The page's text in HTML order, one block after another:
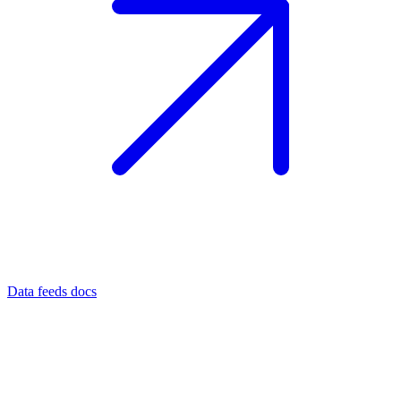
Data feeds docs